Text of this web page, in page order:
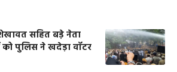
सहित बड़े नेता
को पुलिस ने खदेड़ा वॉटर